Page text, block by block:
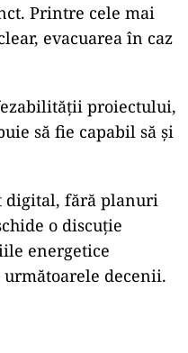
Printre cele mai
evacuarea în caz
proiectului,
să fie capabil să și
digital, fără planuri
o discuție
energetice
decenii.